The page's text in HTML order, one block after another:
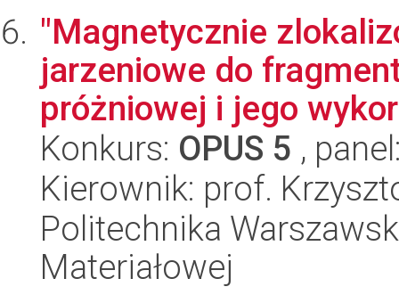
"Magnetycznie
jarzeniowe do
próżniowej i jego
Konkurs: OPUS 5 ,
Kierownik: prof.
Politechnika
Materiałowej